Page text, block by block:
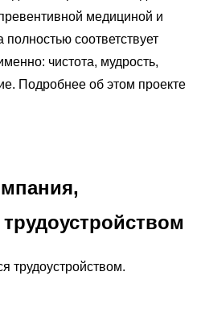
медициной и
полностью соответствует
чистота, мудрость,
Подробнее об этом проекте
трудоустройством.